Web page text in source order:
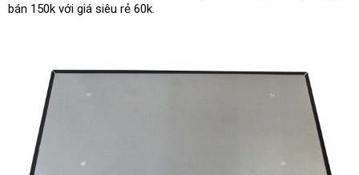
bán 150k với giá siêu rẻ 60k.